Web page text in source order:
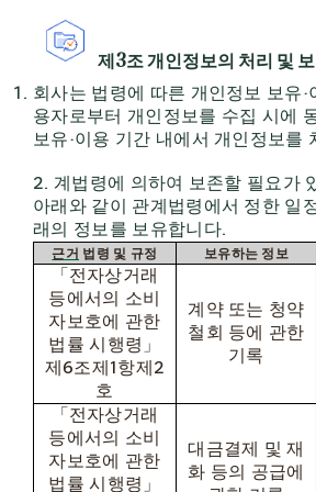
제 3조 개인정보의 처리 및
회사는 법령에 따른 개인정보 보유·
용자로부터 개인정보를 수집 시에
보유·이용 기간 내에서 개인정보를
2. 계법령에 의하여 보존할 필요가
아래와 같이 관계법령에서 정한 일
래의 정보를 보유합니다.
근거 법령 및 규정 보유하는 정보
「전자상거래
등에서의 소비
자보호에 관한
법률 시행령」
제 6조제 1 항제 2
호
계약 또는 청약
철회 등에 관한
기록
「전자상거래
등에서의 소비
자보호에 관한
법률 시행령」
대금결제 및 재
화 등의 공급에